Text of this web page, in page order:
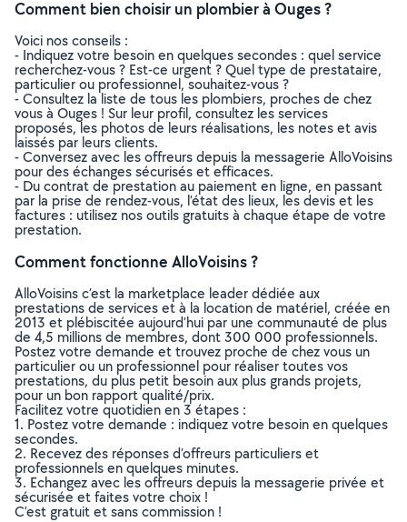
Comment bien choisir un plombier à Ouges ?
Voici nos conseils :
- Indiquez votre besoin en quelques secondes : quel service
recherchez-vous ? Est-ce urgent ? Quel type de prestataire,
particulier ou professionnel, souhaitez-vous ?
- Consultez la liste de tous les plombiers, proches de chez
vous à Ouges ! Sur leur profil, consultez les services
proposés, les photos de leurs réalisations, les notes et avis
laissés par leurs clients.
- Conversez avec les offreurs depuis la messagerie AlloVoisins
pour des échanges sécurisés et efficaces.
- Du contrat de prestation au paiement en ligne, en passant
par la prise de rendez-vous, l’état des lieux, les devis et les
factures : utilisez nos outils gratuits à chaque étape de votre
prestation.
Comment fonctionne AlloVoisins ?
AlloVoisins c’est la marketplace leader dédiée aux
prestations de services et à la location de matériel, créée en
2013 et plébiscitée aujourd’hui par une communauté de plus
de 4,5 millions de membres, dont 300 000 professionnels.
Postez votre demande et trouvez proche de chez vous un
particulier ou un professionnel pour réaliser toutes vos
prestations, du plus petit besoin aux plus grands projets,
pour un bon rapport qualité/prix.
Facilitez votre quotidien en 3 étapes :
1. Postez votre demande : indiquez votre besoin en quelques
secondes.
2. Recevez des réponses d’offreurs particuliers et
professionnels en quelques minutes.
3. Echangez avec les offreurs depuis la messagerie privée et
sécurisée et faites votre choix !
C’est gratuit et sans commission !